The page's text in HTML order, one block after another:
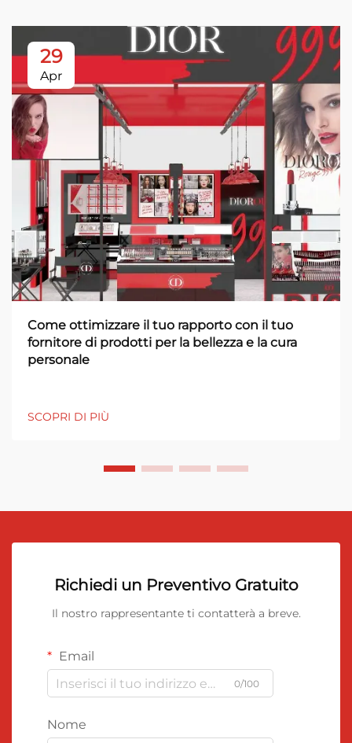
29
Apr
Come ottimizzare il tuo rapporto con il tuo
fornitore di prodotti per la bellezza e la cura
personale
SCOPRI DI PIÙ
Richiedi un Preventivo Gratuito
Il nostro rappresentante ti contatterà a breve.
Email
0/100
Nome